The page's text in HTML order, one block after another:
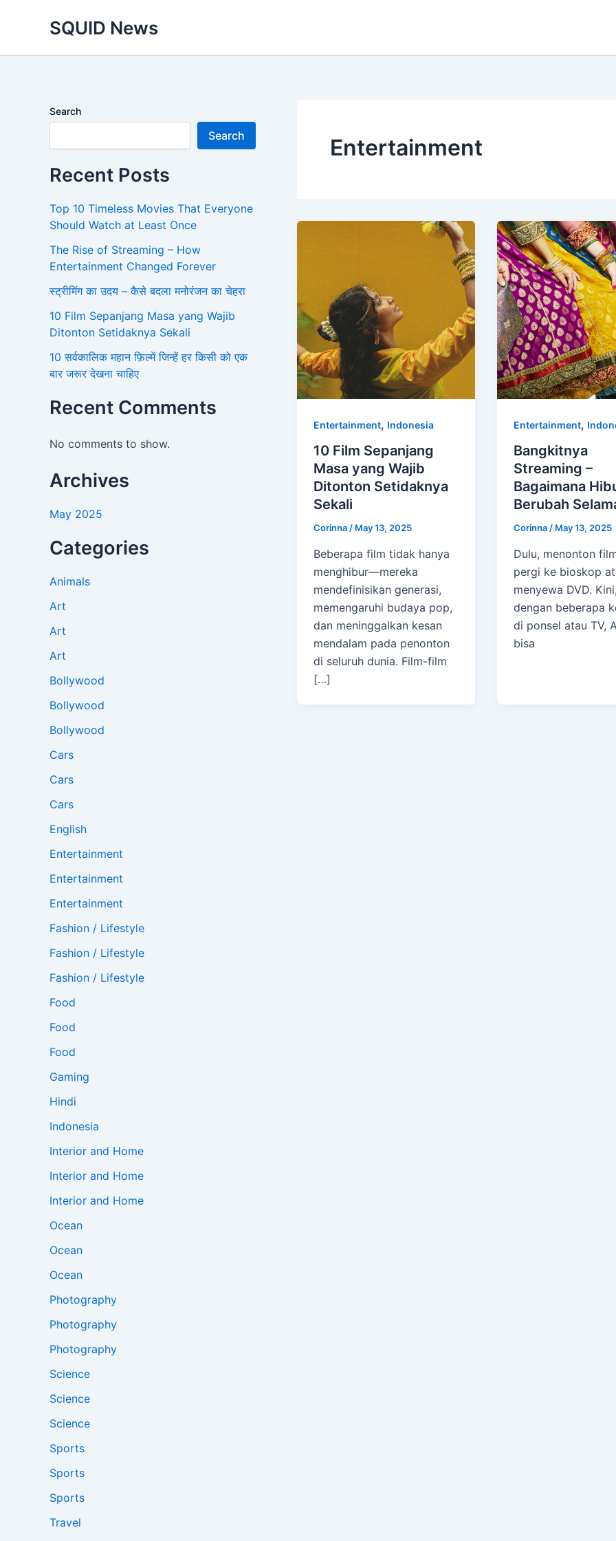
SQUID News
Search
Search
Recent Posts
Top 10 Timeless Movies That Everyone
Should Watch at Least Once
The Rise of Streaming – How
Entertainment Changed Forever
स्ट्रीमिंग का उदय – कैसे बदला मनोरंजन का चेहरा
10 Film Sepanjang Masa yang Wajib
Ditonton Setidaknya Sekali
10 सर्वकालिक महान फ़िल्में जिन्हें हर किसी को एक
बार जरूर देखना चाहिए
Recent Comments
No comments to show.
Archives
May 2025
Categories
Animals
Art
Art
Art
Bollywood
Bollywood
Bollywood
Cars
Cars
Cars
English
Entertainment
Entertainment
Entertainment
Fashion / Lifestyle
Fashion / Lifestyle
Fashion / Lifestyle
Food
Food
Food
Gaming
Hindi
Indonesia
Interior and Home
Interior and Home
Interior and Home
Ocean
Ocean
Ocean
Photography
Photography
Photography
Science
Science
Science
Sports
Sports
Sports
Travel
Entertainment
Entertainment, Indonesia
10 Film Sepanjang
Masa yang Wajib
Ditonton Setidaknya
Sekali
Corinna/ May 13, 2025
Beberapa film tidak hanya
menghibur—mereka
mendefinisikan generasi,
memengaruhi budaya pop,
dan meninggalkan kesan
mendalam pada penonton
di seluruh dunia. Film-film
[…]
Entertainment,
Bangkitnya
Streaming –
Bagaimana
Berubah
Corinna/ May 13, 2025
Dulu, menonton
pergi ke bioskop
menyewa DVD.
dengan beberapa
di ponsel atau TV,
bisa